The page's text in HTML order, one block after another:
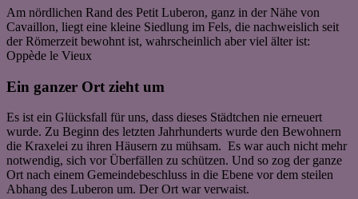
Am nördlichen Rand des Petit Luberon, ganz in der Nähe von
Cavaillon, liegt eine kleine Siedlung im Fels, die nachweislich seit
der Römerzeit bewohnt ist, wahrscheinlich aber viel älter ist:
Oppède le Vieux
Ein ganzer Ort zieht um
Es ist ein Glücksfall für uns, dass dieses Städtchen nie erneuert
wurde. Zu Beginn des letzten Jahrhunderts wurde den Bewohnern
die Kraxelei zu ihren Häusern zu mühsam. Es war auch nicht mehr
notwendig, sich vor Überfällen zu schützen. Und so zog der ganze
Ort nach einem Gemeindebeschluss in die Ebene vor dem steilen
Abhang des Luberon um. Der Ort war verwaist.